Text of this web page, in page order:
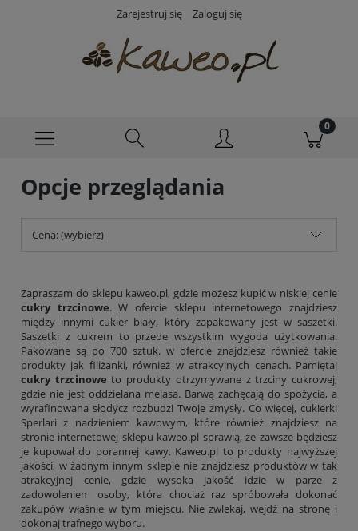
Zarejestruj się Zaloguj się
Opcje przeglądania
Cena: (wybierz)
Zapraszam do sklepu kaweo.pl, gdzie możesz kupić w niskiej cenie
cukry trzcinowe. W ofercie sklepu internetowego znajdziesz
między innymi cukier biały, który zapakowany jest w saszetki.
Saszetki z cukrem to przede wszystkim wygoda użytkowania.
Pakowane są po 700 sztuk. w ofercie znajdziesz również takie
produkty jak filiżanki, również w atrakcyjnych cenach. Pamiętaj
cukry trzcinowe to produkty otrzymywane z trzciny cukrowej,
gdzie nie jest oddzielana melasa. Barwą zachęcają do spożycia, a
wyrafinowana słodycz rozbudzi Twoje zmysły. Co więcej, cukierki
Sperlari z nadzieniem kawowym, które również znajdziesz na
stronie internetowej sklepu kaweo.pl sprawią, że zawsze będziesz
je kupował do porannej kawy. Kaweo.pl to produkty najwyższej
jakości, w żadnym innym sklepie nie znajdziesz produktów w tak
atrakcyjnej cenie, gdzie wysoka jakość idzie w parze z
zadowoleniem osoby, która chociaż raz spróbowała dokonać
zakupów właśnie w tym miejscu. Nie zwlekaj, wejdź na stronę i
dokonaj trafnego wyboru.